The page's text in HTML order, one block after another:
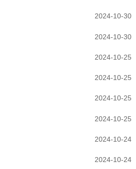
2024-10-30
2024-10-30
2024-10-25
2024-10-25
2024-10-25
2024-10-25
2024-10-24
2024-10-24